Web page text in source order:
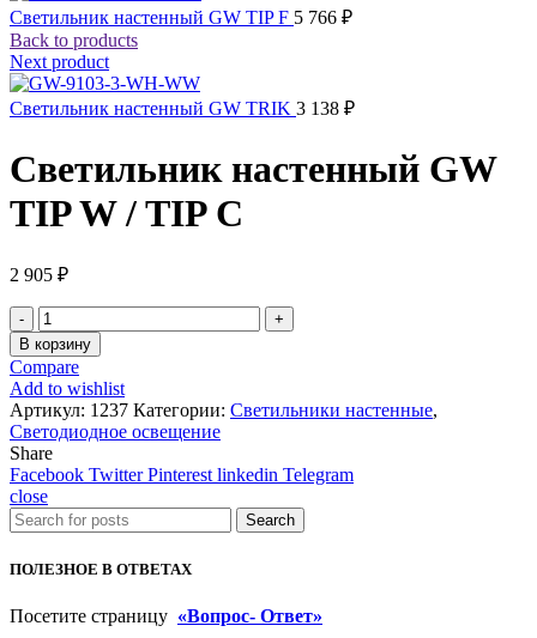
Светильник настенный GW TIP F 5 766 ₽
Back to products
Next product
Светильник настенный GW TRIK 3 138 ₽
Светильник настенный GW
TIP W / TIP C
2 905 ₽
Количество
товара
Светильник
настенный
GW
TIP
W
/
TIP
C
В корзину
Compare
Add to wishlist
Артикул: 1237 Категории: Светильники настенные,
Светодиодное освещение
Share
Facebook Twitter Pinterest linkedin Telegram
close
Search
ПОЛЕЗНОЕ В ОТВЕТАХ
Посетите страницу «Вопрос- Ответ»